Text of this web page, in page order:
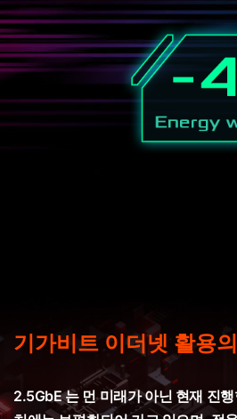
기가비트 이더넷 활용
2.5GbE 는 먼 미래가 아닌 현재 진